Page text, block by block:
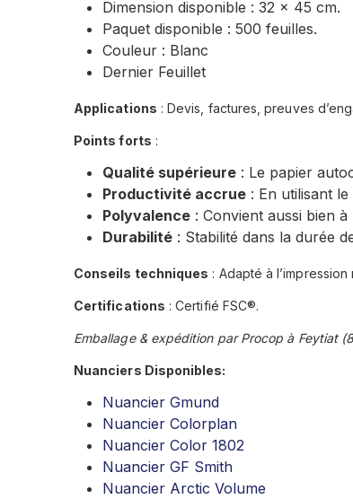
Dimension disponible : 32 x 45 cm.
Paquet disponible : 500 feuilles.
Couleur : Blanc
Dernier Feuillet
Applications : Devis, factures, preuves
Points forts :
Qualité supérieure : Le papier
Productivité accrue : En utilisant
Polyvalence : Convient aussi bien à
Durabilité : Stabilité dans la durée
Conseils techniques : Adapté à l’impression
Certifications : Certifié FSC®.
Emballage & expédition par Procop à Feytiat
Nuanciers Disponibles:
Nuancier Gmund
Nuancier Colorplan
Nuancier Color 1802
Nuancier GF Smith
Nuancier Arctic Volume